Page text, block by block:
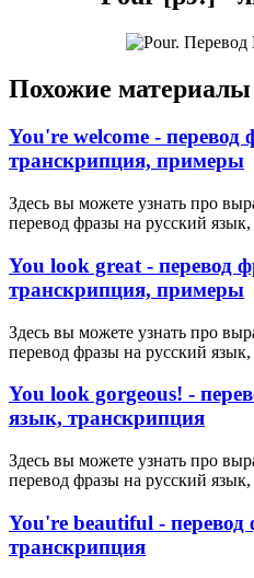
Похожие материалы
You're welcome -
транскрипция, примеры
Здесь вы можете узнать про
перевод фразы на русский
You look great - перевод
транскрипция, примеры
Здесь вы можете узнать про
перевод фразы на русский
You look gorgeous! -
язык, транскрипция
Здесь вы можете узнать про
перевод фразы на русский
You're beautiful -
транскрипция